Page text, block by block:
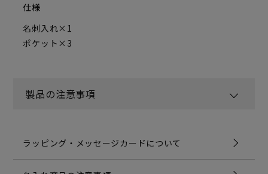
仕様
名刺入れ×1
ポケット×3
製品の注意事項
ラッピング・メッセージカードについて